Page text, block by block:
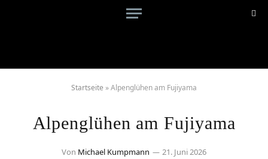
Startseite »Alpenglühen am Fujiyama
Alpenglühen am Fujiyama
Von Michael Kumpmann 21. Juni 2026